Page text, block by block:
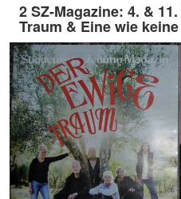
2 SZ-Magazine: 4. &
Traum & Eine wie keine